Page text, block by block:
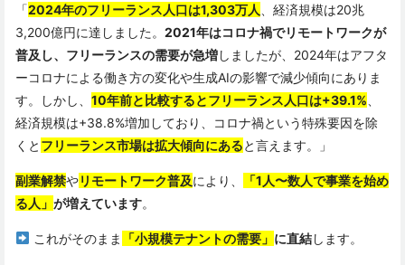
「2024年のフリーランス人口は1,303万人
、経済規模は20兆
3,200億円に達しました。 2021年はコロナ禍でリモートワークが
普及し、フリーランスの需要が急増しましたが、2024年はアフタ
ーコロナによる働き方の変化や生成AIの影響で減少傾向にありま
す。しかし、 10年前と比較するとフリーランス人口は+39.1%
経済規模は+38.8%増加しており、コロナ禍という特殊要因を除
くと フリーランス市場は拡大傾向にあると言えます。」
副業解禁やリモートワーク普及により、
「1人〜数人で事業を始め
る人」 が増えています。
これがそのまま 「小規模テナントの需要」 に直結します。